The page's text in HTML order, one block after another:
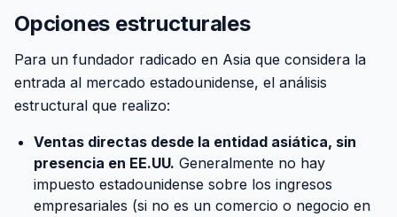
Opciones estructurales
Para un fundador radicado en Asia que considera la
entrada al mercado estadounidense, el análisis
estructural que realizo:
Ventas directas desde la entidad asiática, sin
presencia en EE.UU. Generalmente no hay
impuesto estadounidense sobre los ingresos
empresariales (si no es un comercio o negocio en